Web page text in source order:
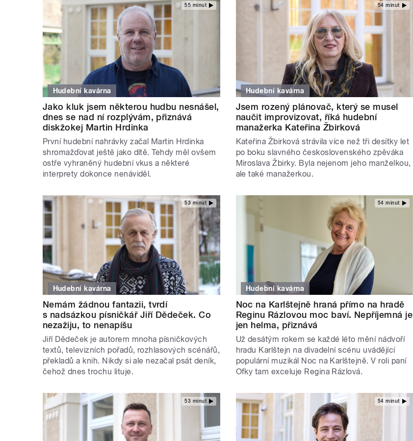
55 minut
Hudební kavárna
Jako kluk jsem některou hudbu nesnášel,
dnes se nad ní rozplývám, přiznává
diskžokej Martin Hrdinka
První hudební nahrávky začal Martin Hrdinka
shromažďovat ještě jako dítě. Tehdy měl ovšem
ostře vyhraněný hudební vkus a některé
interprety dokonce nenáviděl.
54 minut
Hudební kavárna
Jsem rozený plánovač, který se musel
naučit improvizovat, říká hudební
manažerka Kateřina Žbirková
Kateřina Žbirková strávila více než tři desítky let
po boku slavného československého zpěváka
Miroslava Žbirky. Byla nejenom jeho manželkou,
ale také manažerkou.
53 minut
Hudební kavárna
Nemám žádnou fantazii, tvrdí
s nadsázkou písničkář Jiří Dědeček. Co
nezažiju, to nenapíšu
Jiří Dědeček je autorem mnoha písničkových
textů, televizních pořadů, rozhlasových scénářů,
překladů a knih. Nikdy si ale nezačal psát deník,
čehož dnes trochu lituje.
54 minut
Hudební kavárna
Noc na Karlštejně hraná přímo na hradě
Reginu Rázlovou moc baví. Nepříjemná je
jen helma, přiznává
Už desátým rokem se každé léto mění nádvoří
hradu Karlštejn na divadelní scénu uvádějící
populární muzikál Noc na Karlštejně. V roli paní
Ofky tam exceluje Regina Rázlová.
53 minut 54 minut